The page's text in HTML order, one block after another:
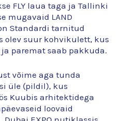
FLY laua taga ja Tallinki
mugavaid LAND
Standardi tarnitud
olev suur kohvikulett, kus
paremat saab pakkuda.
võime aga tunda
üle (pildil), kus
Kuubis arhitektidega
loovaid